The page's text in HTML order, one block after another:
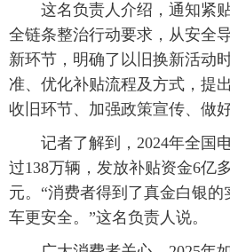
这名负责人介绍，通知紧贴
全链条整治行动要求，从安全
新环节，明确了以旧换新活动
准、优化补贴流程及方式，提
收旧环节、加强政策宣传、做
记者了解到，2024年全国电
过138万辆，发放补贴资金6亿
元。“消费者得到了真金白银的
车更安全。”这名负责人说。